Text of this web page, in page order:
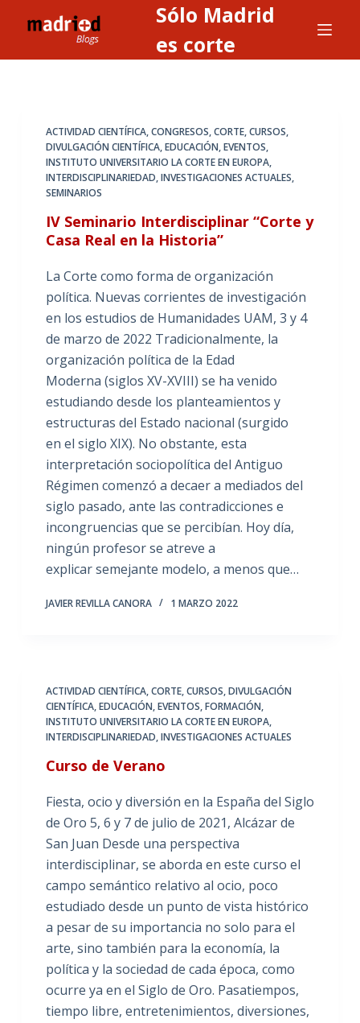
l
Sólo Madrid
es corte
ACTIVIDAD CIENTÍFICA,CONGRESOS,CORTE,CURSOS,
DIVULGACIÓN CIENTÍFICA,EDUCACIÓN,EVENTOS,
INSTITUTO UNIVERSITARIO LA CORTE EN EUROPA,
INTERDISCIPLINARIEDAD,INVESTIGACIONES ACTUALES,
SEMINARIOS
IV Seminario Interdisciplinar “Corte y
Casa Real en la Historia”
La Corte como forma de organización
política. Nuevas corrientes de investigación
en los estudios de Humanidades UAM, 3 y 4
de marzo de 2022 Tradicionalmente, la
organización política de la Edad
Moderna (siglos XV-XVIII) se ha venido
estudiando desde los planteamientos y
estructuras del Estado nacional (surgido
en el siglo XIX). No obstante, esta
interpretación sociopolítica del Antiguo
Régimen comenzó a decaer a mediados del
siglo pasado, ante las contradicciones e
incongruencias que se percibían. Hoy día,
ningún profesor se atreve a
explicar semejante modelo, a menos que…
JAVIER REVILLA CANORA 1 MARZO 2022
ACTIVIDAD CIENTÍFICA,CORTE,CURSOS,DIVULGACIÓN
CIENTÍFICA,EDUCACIÓN,EVENTOS,FORMACIÓN,
INSTITUTO UNIVERSITARIO LA CORTE EN EUROPA,
INTERDISCIPLINARIEDAD,INVESTIGACIONES ACTUALES
Curso de Verano
Fiesta, ocio y diversión en la España del Siglo
de Oro 5, 6 y 7 de julio de 2021, Alcázar de
San Juan Desde una perspectiva
interdisciplinar, se aborda en este curso el
campo semántico relativo al ocio, poco
estudiado desde un punto de vista histórico
a pesar de su importancia no solo para el
arte, sino también para la economía, la
política y la sociedad de cada época, como
ocurre ya en el Siglo de Oro. Pasatiempos,
tiempo libre, entretenimientos, diversiones,